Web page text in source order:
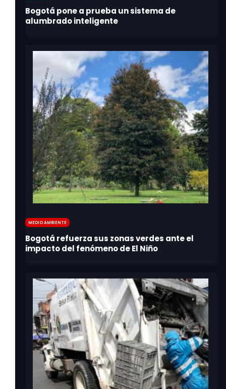
Medio Ambiente